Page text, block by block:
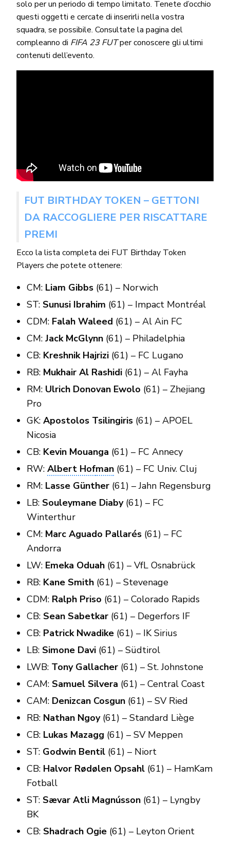
solo per un periodo di tempo limitato. Tenete d’occhio
questi oggetti e cercate di inserirli nella vostra
squadra, se possibile. Consultate la pagina del
compleanno di FIFA 23 FUTper conoscere gli ultimi
contenuti dell’evento.
FUT BIRTHDAY TOKEN – GETTONI
DA RACCOGLIERE PER RISCATTARE
PREMI
Ecco la lista completa dei FUT Birthday Token
Players che potete ottenere:
CM: Liam Gibbs(61) – Norwich
ST: Sunusi Ibrahim (61) – Impact Montréal
CDM: Falah Waleed (61) – Al Ain FC
CM: Jack McGlynn(61) – Philadelphia
CB: Kreshnik Hajrizi(61) – FC Lugano
RB: Mukhair Al Rashidi(61) – Al Fayha
RM: Ulrich Donovan Ewolo (61) – Zhejiang
Pro
GK: Apostolos Tsilingiris(61) – APOEL
Nicosia
CB: Kevin Mouanga (61) – FC Annecy
RW: Albert Hofman(61) – FC Univ. Cluj
RM: Lasse Günther(61) – Jahn Regensburg
LB: Souleymane Diaby(61) – FC
Winterthur
CM: Marc Aguado Pallarés(61) – FC
Andorra
LW: Emeka Oduah(61) – VfL Osnabrück
RB: Kane Smith(61) – Stevenage
CDM: Ralph Priso (61) – Colorado Rapids
CB: Sean Sabetkar(61) – Degerfors IF
CB: Patrick Nwadike(61) – IK Sirius
LB: Simone Davi(61) – Südtirol
LWB: Tony Gallacher(61) – St. Johnstone
CAM: Samuel Silvera (61) – Central Coast
CAM: Denizcan Cosgun(61) – SV Ried
RB: Nathan Ngoy(61) – Standard Liège
CB: Lukas Mazagg (61) – SV Meppen
ST: Godwin Bentil(61) – Niort
CB: Halvor Rødølen Opsahl(61) – HamKam
Fotball
ST: Sævar Atli Magnússon(61) – Lyngby
BK
CB: Shadrach Ogie(61) – Leyton Orient